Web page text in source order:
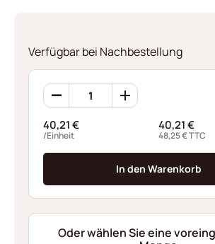
Verfügbar bei Nachbestellung
360
Sicherungsringen
Menge
40,21€
/Einheit
40,21€
48,25€TTC
In den Warenkorb
Oder wählen Sie eine